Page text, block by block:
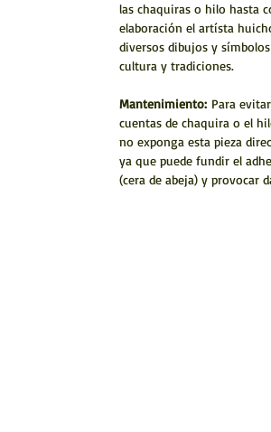
las chaquiras o hilo hasta
elaboración el artísta
diversos dibujos y
cultura y tradiciones.
Mantenimiento: Para
cuentas de chaquira o el
no exponga esta pieza
ya que puede fundir el
(cera de abeja) y provocar